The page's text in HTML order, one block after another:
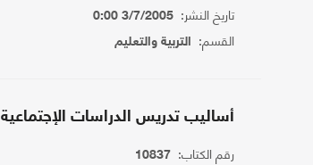
تاريخ النشر: 3/7/2005 0:00
القسم: التربية والتعليم
أساليب تدريس الدراسات الإجتماعية
رقم الكتاب: 10837